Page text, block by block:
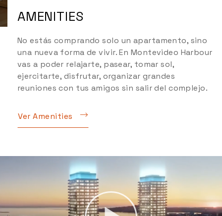
AMENITIES
No estás comprando solo un apartamento, sino
una nueva forma de vivir. En Montevideo Harbour
vas a poder relajarte, pasear, tomar sol,
ejercitarte, disfrutar, organizar grandes
reuniones con tus amigos sin salir del complejo.
Ver Amenities